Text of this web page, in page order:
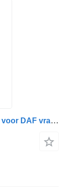
DAF Kroonwiel Pignon 1347 R= 3.07 as voor DAF vrachtwagen